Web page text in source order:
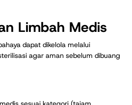
Limbah Medis
dapat dikelola melalui
agar aman sebelum dibuang